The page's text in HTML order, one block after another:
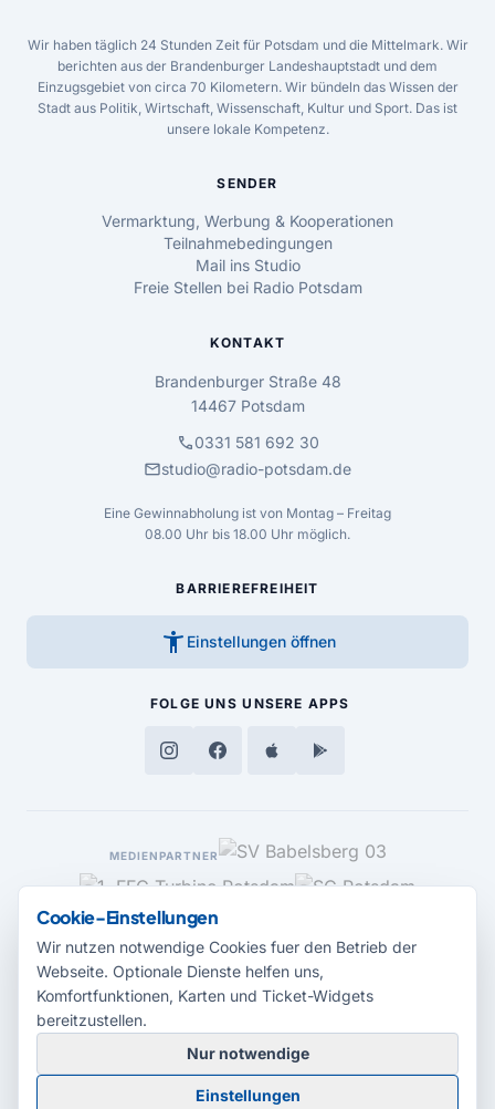
Wir haben täglich 24 Stunden Zeit für Potsdam und die Mittelmark. Wir
berichten aus der Brandenburger Landeshauptstadt und dem
Einzugsgebiet von circa 70 Kilometern. Wir bündeln das Wissen der
Stadt aus Politik, Wirtschaft, Wissenschaft, Kultur und Sport. Das ist
unsere lokale Kompetenz.
SENDER
Vermarktung, Werbung & Kooperationen
Teilnahmebedingungen
Mail ins Studio
Freie Stellen bei Radio Potsdam
KONTAKT
Brandenburger Straße 48
14467 Potsdam
call0331 581 692 30
mailstudio@radio-potsdam.de
Eine Gewinnabholung ist von Montag – Freitag
08.00 Uhr bis 18.00 Uhr möglich.
BARRIEREFREIHEIT
accessibility_new Einstellungen öffnen
FOLGE UNS UNSERE APPS
MEDIENPARTNER
© 2026 Radio Potsdam. Webseite entwickelt durch dieMedienagentur
Babelsberg
Cookie-Einstellungen
Wir nutzen notwendige Cookies fuer den Betrieb der
Webseite. Optionale Dienste helfen uns,
Komfortfunktionen, Karten und Ticket-Widgets
bereitzustellen.
Nur notwendige
Einstellungen